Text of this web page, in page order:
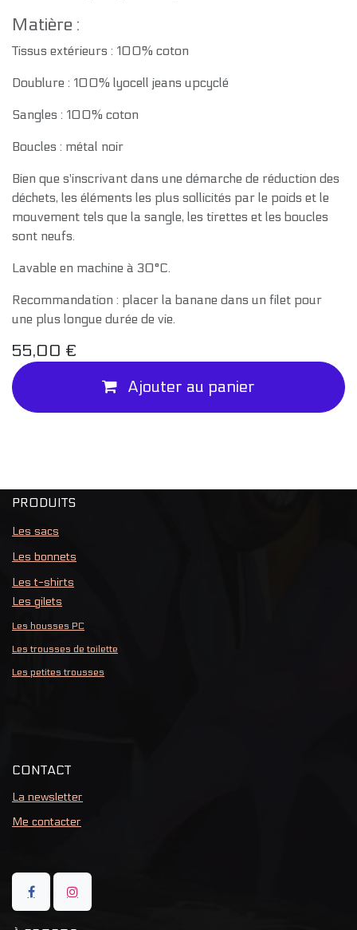
Matière :
Tissus extérieurs : 100% coton
Doublure : 100% lyocell jeans upcyclé
Sangles : 100% coton
Boucles : métal noir
Bien que s'inscrivant dans une démarche de réduction des
déchets, les éléments les plus sollicités par le poids et le
mouvement tels que la sangle, les tirettes et les boucles
sont neufs.
Lavable en machine à 30°C.
Recommandation : placer la banane dans un filet pour
une plus longue durée de vie.
55,00 €
Ajouter au panier
PRODUITS
Les sacs
Les bonnets
Les t-shirts
Les gilets
Les housses PC
Les trousses de toilette
Les petites trousses
CONTACT
La newsletter
Me contacter